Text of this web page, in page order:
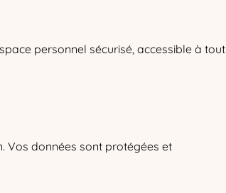
personnel sécurisé, accessible à tout
Vos données sont protégées et